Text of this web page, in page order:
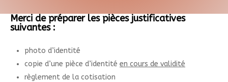
Merci de préparer les pièces justificatives
suivantes :
photo d’identité
copie d’une pièce d’identité en cours de validité
règlement de la cotisation